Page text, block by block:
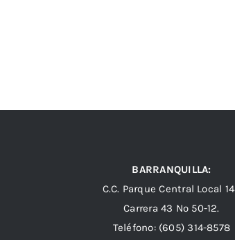
BARRANQUILLA:
C.C. Parque Central Local
Carrera 43 Nº 50-12.
Teléfono: (605) 314-8578